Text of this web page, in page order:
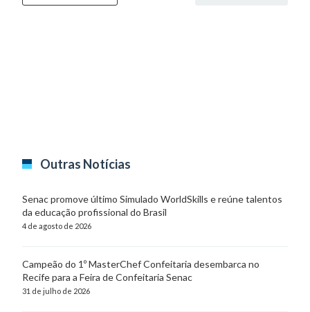
Outras Notícias
Senac promove último Simulado WorldSkills e reúne talentos
da educação profissional do Brasil
4 de agosto de 2026
Campeão do 1º MasterChef Confeitaria desembarca no
Recife para a Feira de Confeitaria Senac
31 de julho de 2026